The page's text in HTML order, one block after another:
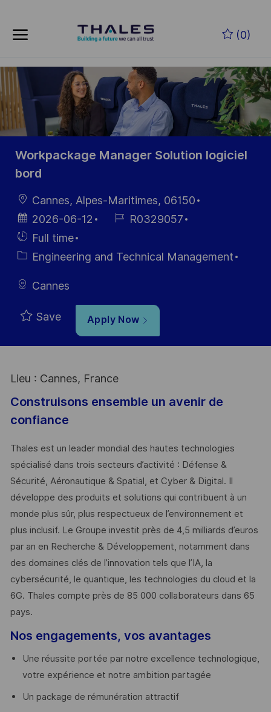
(0)
-
Workpackage Manager Solution logiciel
bord
LocationCannes, Alpes-Maritimes, 06150
Posted
Date
2026-06-12
Job R0329057
Hiring
Type
Full time
CategoryEngineering and Technical Management
Cannes
Save Apply Now
Lieu : Cannes, France
Construisons ensemble un avenir de
confiance
Thales est un leader mondial des hautes technologies
spécialisé dans trois secteurs d’activité : Défense &
Sécurité, Aéronautique & Spatial, et Cyber & Digital. Il
développe des produits et solutions qui contribuent à un
monde plus sûr, plus respectueux de l’environnement et
plus inclusif. Le Groupe investit près de 4,5 milliards d’euros
par an en Recherche & Développement, notamment dans
des domaines clés de l’innovation tels que l’IA, la
cybersécurité, le quantique, les technologies du cloud et la
6G. Thales compte près de 85 000 collaborateurs dans 65
pays. ​
Nos engagements, vos avantages
Une réussite portée par notre excellence technologique,
votre expérience et notre ambition partagée
Un package de rémunération attractif